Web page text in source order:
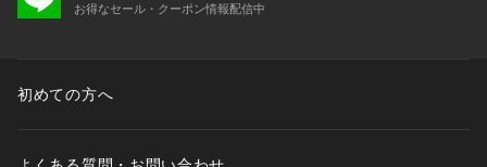
お得なセール・クーポン情報配信中
初めての方へ